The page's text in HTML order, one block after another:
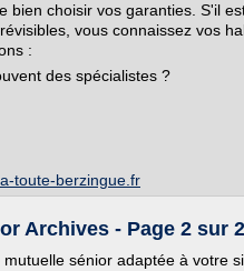
bien choisir vos garanties. S'il
vous connaissez vos
:
des spécialistes ?
toute-berzingue.fr
Archives - Page 2 sur
sénior adaptée à votre